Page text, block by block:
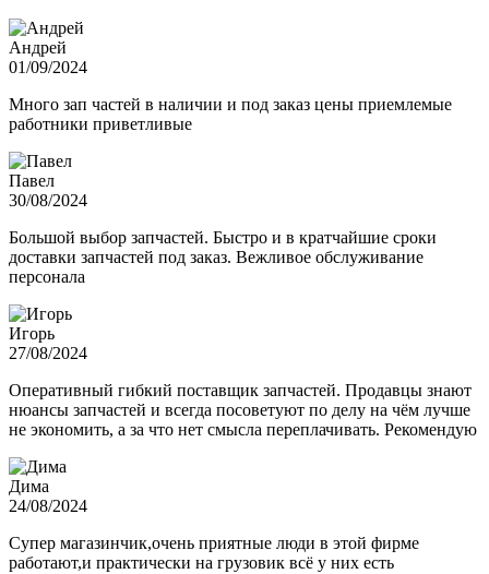
Андрей
01/09/2024
Много зап частей в наличии и под заказ цены приемлемые
работники приветливые
Павел
30/08/2024
Большой выбор запчастей. Быстро и в кратчайшие сроки
доставки запчастей под заказ. Вежливое обслуживание
персонала
Игорь
27/08/2024
Оперативный гибкий поставщик запчастей. Продавцы знают
нюансы запчастей и всегда посоветуют по делу на чём лучше
не экономить, а за что нет смысла переплачивать. Рекомендую
Дима
24/08/2024
Супер магазинчик,очень приятные люди в этой фирме
работают,и практически на грузовик всё у них есть